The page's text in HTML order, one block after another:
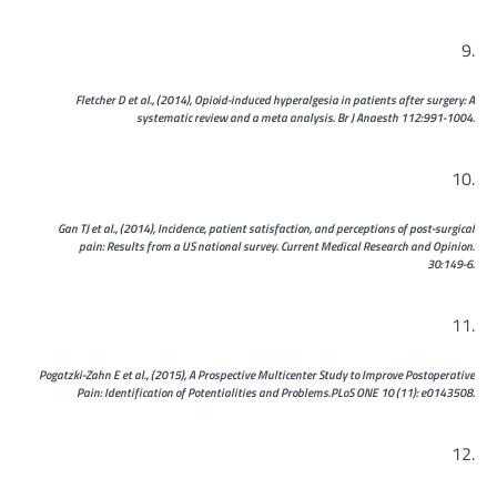
Fletcher D et al., (2014), Opioid-induced hyperalgesia in patients after surgery: A
systematic review and a meta analysis. Br J Anaesth 112:991-1004.
Gan TJ et al., (2014), Incidence, patient satisfaction, and perceptions of post-surgical
pain: Results from a US national survey. Current Medical Research and Opinion.
30:149-6.
Pogatzki-Zahn E et al., (2015), A Prospective Multicenter Study to Improve Postoperative
Pain: Identification of Potentialities and Problems.PLoS ONE 10 (11): e0143508.